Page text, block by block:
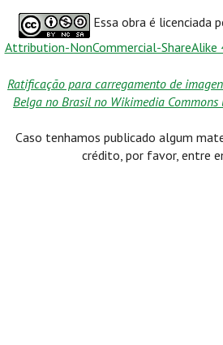
Essa obra é licenciada
Attribution-NonCommercial-
Ratificação para carregamento de
Belga no Brasil no Wikimedia
Caso tenhamos publicado algum
crédito, por favor, entre